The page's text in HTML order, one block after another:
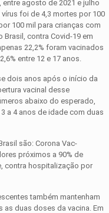
agosto de 2021 e julho
foi de 4,3 mortes por 100
100 mil para crianças com
Brasil, contra Covid-19 em
22,2% foram vacinados
entre 12 e 17 anos.
dois anos após o início da
vacinal desse
abaixo do esperado,
a 4 anos de idade com duas
são: Corona Vac-
próximos a 90% de
contra hospitalização por
também mantenham
duas doses da vacina. Em